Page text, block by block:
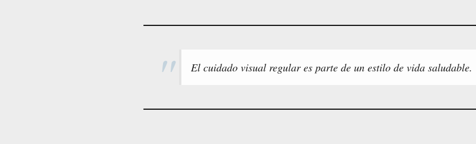
El cuidado visual regular es parte de un estilo de vida saludable.